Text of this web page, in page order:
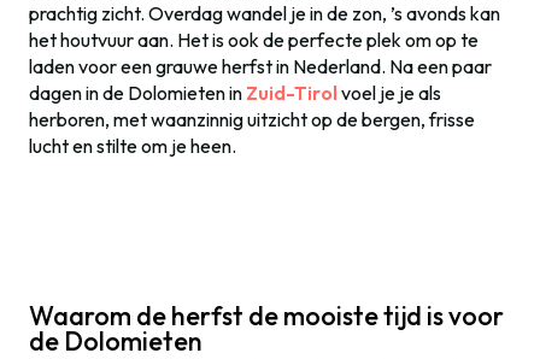
prachtig zicht. Overdag wandel je in de zon, ’s avonds kan
het houtvuur aan. Het is ook de perfecte plek om op te
laden voor een grauwe herfst in Nederland. Na een paar
dagen in de Dolomieten in Zuid-Tirol voel je je als
herboren, met waanzinnig uitzicht op de bergen, frisse
lucht en stilte om je heen.
Waarom de herfst de mooiste tijd is voor
de Dolomieten